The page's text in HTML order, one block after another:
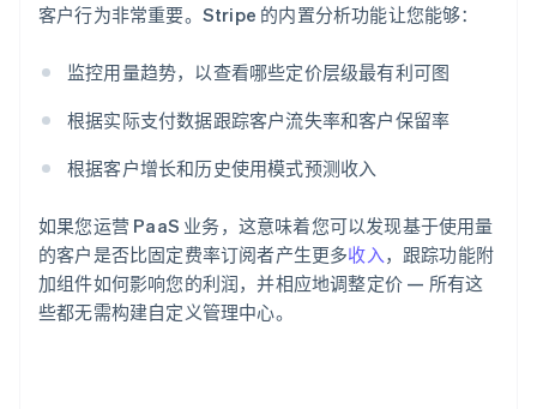
客户行为非常重要。Stripe 的内置分析功能让您能够：
监控用量趋势，以查看哪些定价层级最有利可图
根据实际支付数据跟踪客户流失率和客户保留率
根据客户增长和历史使用模式预测收入
如果您运营 PaaS 业务，这意味着您可以发现基于使用量
的客户是否比固定费率订阅者产生更多收入，跟踪功能附
加组件如何影响您的利润，并相应地调整定价 — 所有这
些都无需构建自定义管理中心。
阿联酋
爱尔兰
English
爱沙尼亚
English
奥地利
Deutsch English
English
巴西
PortuguêsEnglish
保加利亚
English